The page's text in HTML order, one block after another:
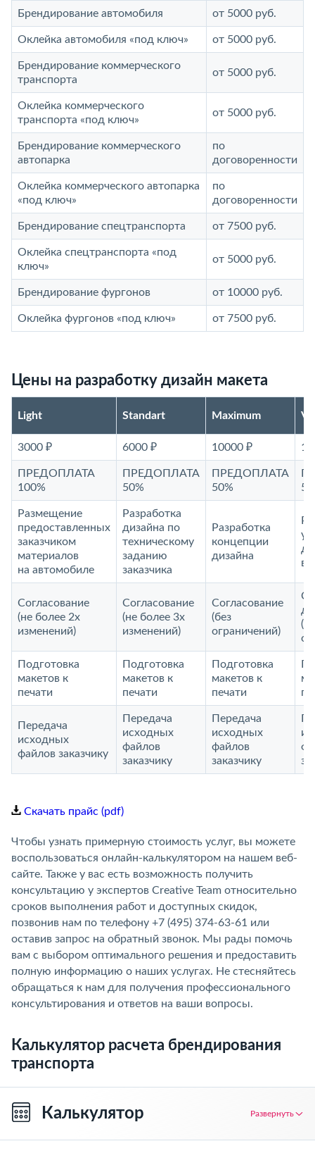
Брендирование автомобиля от 5000 руб.
Оклейка автомобиля «под ключ» от 5000 руб.
Брендирование коммерческого
транспорта
от 5000 руб.
Оклейка коммерческого
транспорта «под ключ»
от 5000 руб.
Брендирование коммерческого
автопарка
по
договоренности
Оклейка коммерческого автопарка
«под ключ»
по
договоренности
Брендирование спецтранспорта от 7500 руб.
Оклейка спецтранспорта «под
ключ»
от 5000 руб.
Брендирование фургонов от 10000 руб.
Оклейка фургонов «под ключ» от 7500 руб.
Цены на разработку дизайн макета
Light Standart Maximum
3000 ₽ 6000 ₽ 10000 ₽
ПРЕДОПЛАТА
100%
ПРЕДОПЛАТА
50%
ПРЕДОПЛАТА
50%
Размещение
предоставленных
заказчиком
материалов
на автомобиле
Разработка
дизайна по
техническому
заданию
заказчика
Разработка
концепции
дизайна
Согласование
(не более 2х
изменений)
Согласование
(не более 3х
изменений)
Согласование
(без
ограничений)
Подготовка
макетов к
печати
Подготовка
макетов к
печати
Подготовка
макетов к
печати
Передача
исходных
файлов заказчику
Передача
исходных
файлов
заказчику
Передача
исходных
файлов
заказчику
Скачать прайс (pdf)
Чтобы узнать примерную стоимость услуг, вы можете
воспользоваться онлайн-калькулятором на нашем веб-
сайте. Также у вас есть возможность получить
консультацию у экспертов Creative Team относительно
сроков выполнения работ и доступных скидок,
позвонив нам по телефону +7 (495) 374-63-61 или
оставив запрос на обратный звонок. Мы рады помочь
вам с выбором оптимального решения и предоставить
полную информацию о наших услугах. Не стесняйтесь
обращаться к нам для получения профессионального
консультирования и ответов на ваши вопросы.
Калькулятор расчета брендирования
транспорта
Калькулятор Развернуть